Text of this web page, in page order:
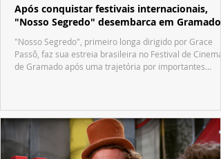
Após conquistar festivais internacionais,
"Nosso Segredo" desembarca em Gramado
"Nosso Segredo", primeiro longa dirigido por Grace
Passô, faz sua estreia brasileira no Festival de Cinema
de Gramado após uma trajetória por importantes